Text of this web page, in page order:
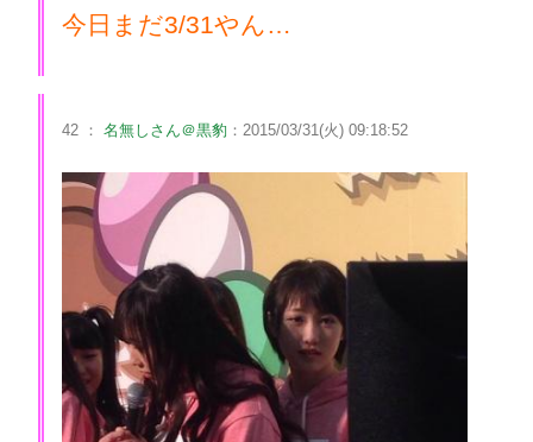
今日まだ3/31やん…
42 ： 名無しさん＠黒豹 ：2015/03/31(火) 09:18:52